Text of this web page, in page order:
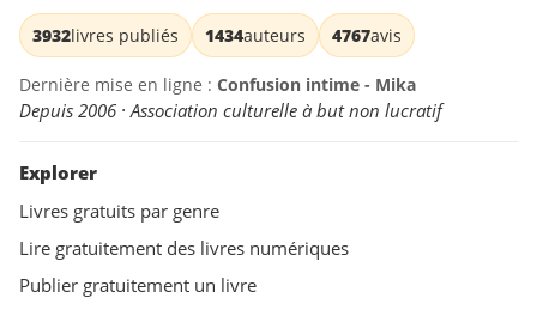
3932livres publiés 1434auteurs 4767avis
Dernière mise en ligne : Confusion intime - Mika
Depuis 2006 · Association culturelle à but non lucratif
Explorer
Livres gratuits par genre
Lire gratuitement des livres numériques
Publier gratuitement un livre